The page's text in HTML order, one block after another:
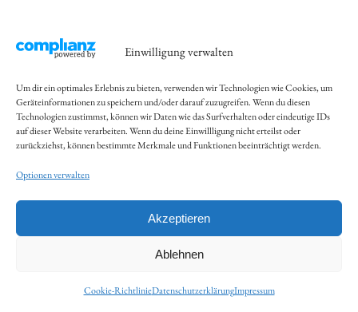
Einwilligung verwalten
Um dir ein optimales Erlebnis zu bieten, verwenden wir Technologien wie Cookies, um
Geräteinformationen zu speichern und/oder darauf zuzugreifen. Wenn du diesen
Technologien zustimmst, können wir Daten wie das Surfverhalten oder eindeutige IDs
auf dieser Website verarbeiten. Wenn du deine Einwillligung nicht erteilst oder
zurückziehst, können bestimmte Merkmale und Funktionen beeinträchtigt werden.
Optionen verwalten
Akzeptieren
Ablehnen
Cookie-RichtlinieDatenschutzerklärungImpressum